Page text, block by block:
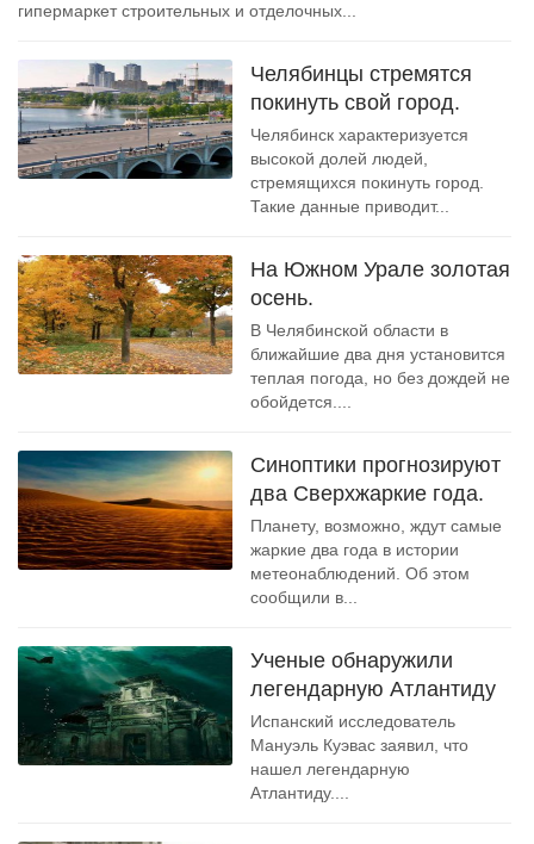
гипермаркет строительных и отделочных...
Челябинцы стремятся
покинуть свой город.
Челябинск характеризуется
высокой долей людей,
стремящихся покинуть город.
Такие данные приводит...
На Южном Урале золотая
осень.
В Челябинской области в
ближайшие два дня установится
теплая погода, но без дождей не
обойдется....
Синоптики прогнозируют
два Сверхжаркие года.
Планету, возможно, ждут самые
жаркие два года в истории
метеонаблюдений. Об этом
сообщили в...
Ученые обнаружили
легендарную Атлантиду
Испанский исследователь
Мануэль Куэвас заявил, что
нашел легендарную
Атлантиду....